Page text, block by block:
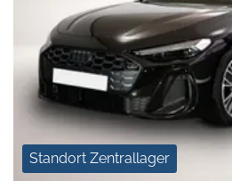
Standort Zentrallager